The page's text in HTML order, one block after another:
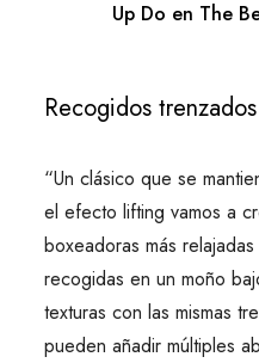
Up Do en The
Recogidos trenzados
“Un clásico que se
el efecto lifting vamos a
boxeadoras más
recogidas en un moño
texturas con las mismas
pueden añadir múltiples